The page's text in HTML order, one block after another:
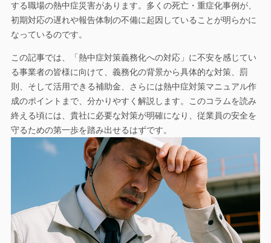
する職場の熱中症災害があります。多くの死亡・重症化事例が、
初期対応の遅れや報告体制の不備に起因していることが明らかに
なっているのです。
この記事では、「熱中症対策義務化への対応」に不安を感じてい
る事業者の皆様に向けて、義務化の背景から具体的な対策、罰
則、そして活用できる補助金、さらには熱中症対策マニュアル作
成のポイントまで、分かりやすく解説します。このコラムを読み
終える頃には、貴社に必要な対策が明確になり、従業員の安全を
守るための第一歩を踏み出せるはずです。